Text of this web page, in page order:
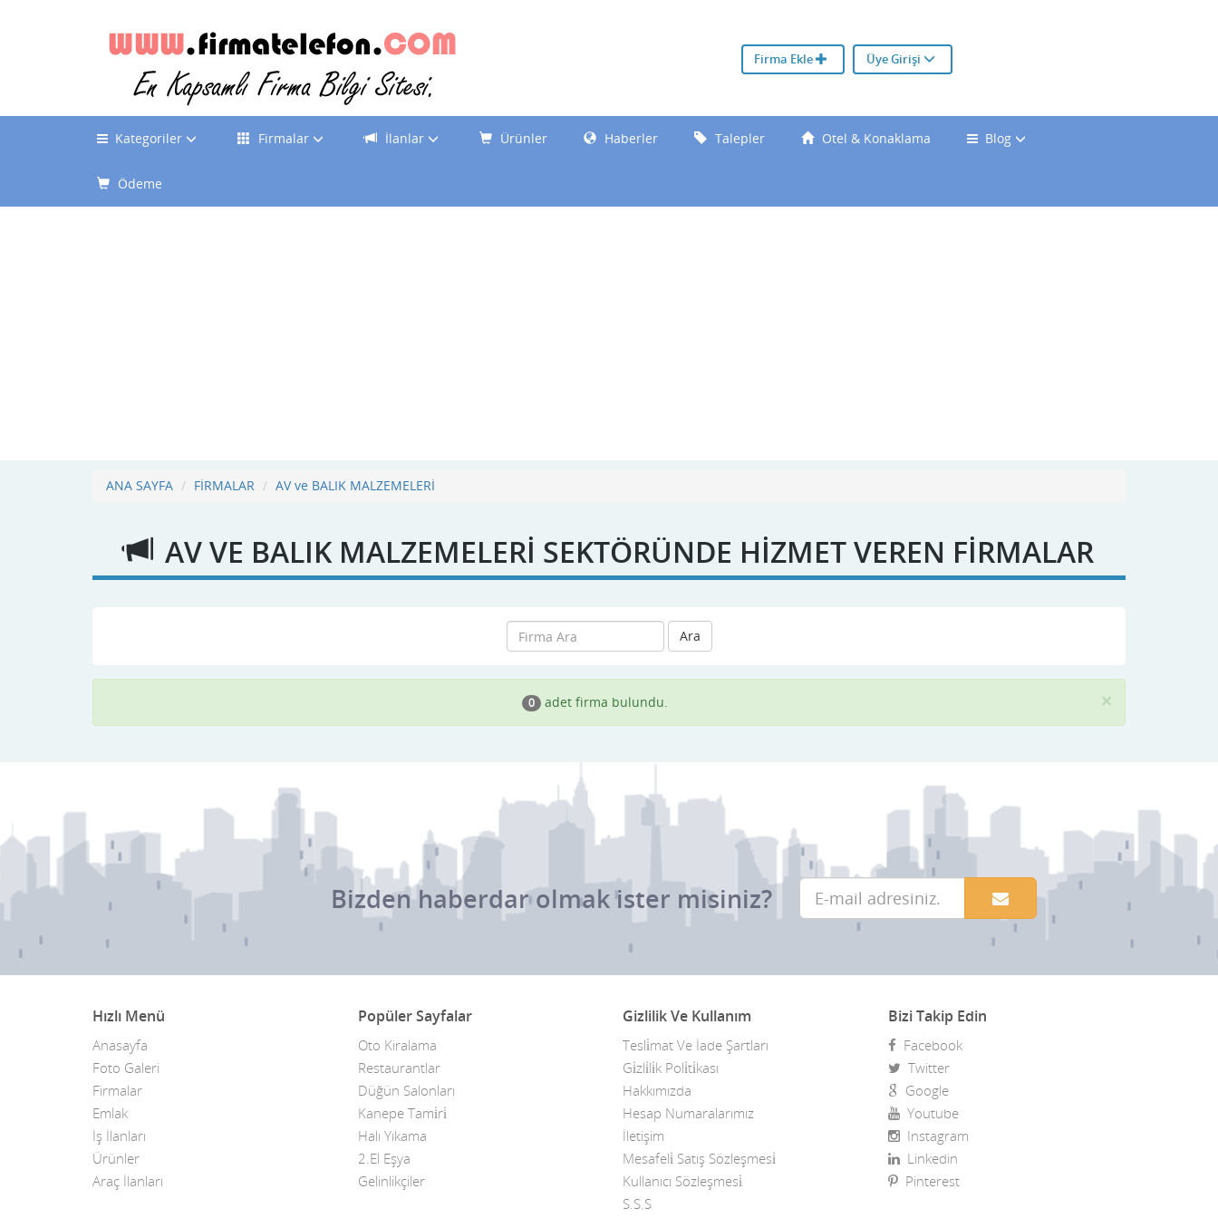
Firma Ekle Üye Girişi
Kategoriler Firmalar İlanlar Ürünler Haberler Talepler Otel & Konaklama Blog
Ödeme
ANA SAYFA FİRMALAR AV ve BALIK MALZEMELERİ
AV VE BALIK MALZEMELERİ SEKTÖRÜNDE HİZMET VEREN FİRMALAR
Ara
×
0 adet firma bulundu.
Bizden haberdar olmak ister misiniz?
Hızlı Menü
Anasayfa
Foto Galeri
Firmalar
Emlak
İş İlanları
Ürünler
Araç İlanları
Popüler Sayfalar
Oto Kiralama
Restaurantlar
Düğün Salonları
Kanepe Tami̇ri̇
Halı Yıkama
2.El Eşya
Gelinlikçiler
Gizlilik Ve Kullanım
Tesli̇mat Ve İade Şartları
Gi̇zli̇li̇k Poli̇ti̇kası
Hakkımızda
Hesap Numaralarımız
İletişim
Mesafeli̇ Satış Sözleşmesi̇
Kullanıcı Sözleşmesi̇
S.S.S
Bizi Takip Edin
Facebook
Twitter
Google
Youtube
Instagram
Linkedin
Pinterest